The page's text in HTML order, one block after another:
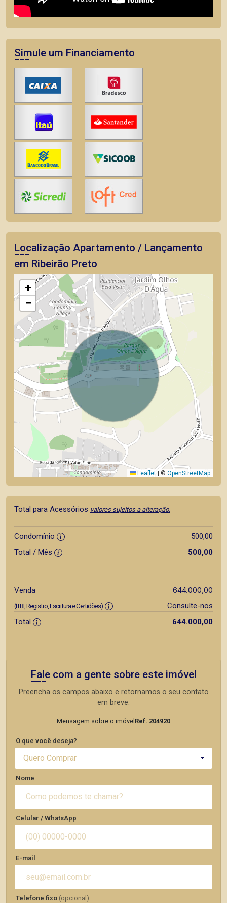
Simule um Financiamento
Localização Apartamento / Lançamento
em Ribeirão Preto
+
−
Leaflet © OpenStreetMap
Total para Acessórios valores sujeitos a alteração.
Condomínio
500,00
Total / Mês
500,00
Venda 644.000,00
(ITBI, Registro, Escritura e Certidões)
Consulte-nos
Total
644.000,00
Fale com a gente sobre este imóvel
Preencha os campos abaixo e retornamos o seu contato
em breve.
Mensagem sobre o imóvel Ref. 204920
O que você deseja?
Quero Comprar
Nome
Celular / WhatsApp
E-mail
Telefone fixo (opcional)